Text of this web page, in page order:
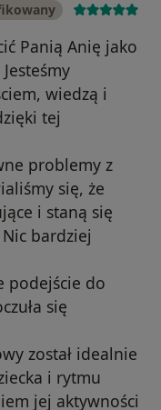
Panią Anię jako
wiedzą i
tej
problemy z
się, że
i staną się
bardziej
podejście do
się
został idealnie
i rytmu
jej aktywności